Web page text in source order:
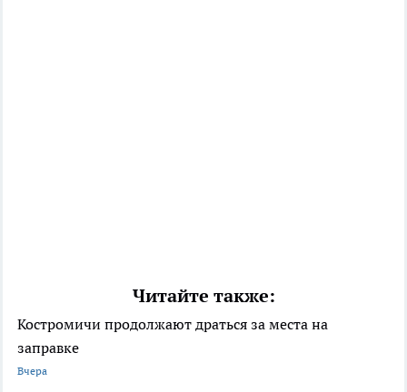
Читайте также:
Костромичи продолжают драться за места на
заправке
Вчера